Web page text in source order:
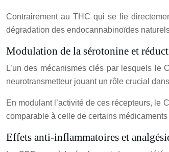
Contrairement au THC qui se lie
dégradation des endocannabinoïdes
Modulation de la sérotonine et
L’un des mécanismes clés par lesquels le
neurotransmetteur jouant un rôle crucial
En modulant l’activité de ces récepteurs,
comparable à celle de certains
Effets anti-inflammatoires et